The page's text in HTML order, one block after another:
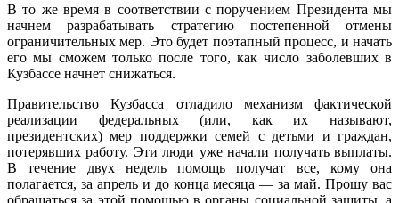
В то же время в соответствии с поручением Президента мы
начнем разрабатывать стратегию постепенной отмены
ограничительных мер. Это будет поэтапный процесс, и начать
его мы сможем только после того, как число заболевших в
Кузбассе начнет снижаться.
Правительство Кузбасса отладило механизм фактической
реализации федеральных (или, как их называют,
президентских) мер поддержки семей с детьми и граждан,
потерявших работу. Эти люди уже начали получать выплаты.
В течение двух недель помощь получат все, кому она
полагается, за апрель и до конца месяца — за май. Прошу вас
обращаться за этой помощью в органы социальной защиты, а